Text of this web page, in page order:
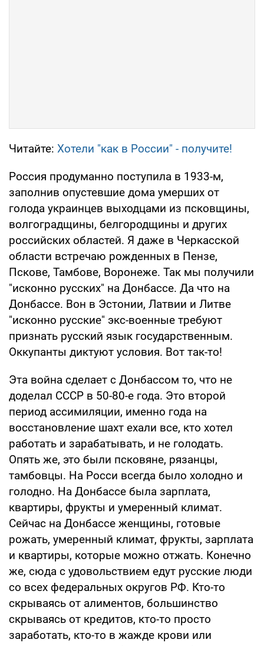
Читайте: Хотели "как в России" - получите!
Россия продуманно поступила в 1933-м,
заполнив опустевшие дома умерших от
голода украинцев выходцами из псковщины,
волгоградщины, белгородщины и других
российских областей. Я даже в Черкасской
области встречаю рожденных в Пензе,
Пскове, Тамбове, Воронеже. Так мы получили
"исконно русских" на Донбассе. Да что на
Донбассе. Вон в Эстонии, Латвии и Литве
"исконно русские" экс-военные требуют
признать русский язык государственным.
Оккупанты диктуют условия. Вот так-то!
Эта война сделает с Донбассом то, что не
доделал СССР в 50-80-е года. Это второй
период ассимиляции, именно года на
восстановление шахт ехали все, кто хотел
работать и зарабатывать, и не голодать.
Опять же, это были псковяне, рязанцы,
тамбовцы. На Росси всегда было холодно и
голодно. На Донбассе была зарплата,
квартиры, фрукты и умеренный климат.
Сейчас на Донбассе женщины, готовые
рожать, умеренный климат, фрукты, зарплата
и квартиры, которые можно отжать. Конечно
же, сюда с удовольствием едут русские люди
со всех федеральных округов РФ. Кто-то
скрываясь от алиментов, большинство
скрываясь от кредитов, кто-то просто
заработать, кто-то в жажде крови или